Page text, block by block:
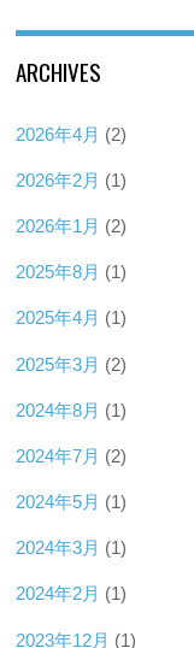
ARCHIVES
2026年4月 (2)
2026年2月 (1)
2026年1月 (2)
2025年8月 (1)
2025年4月 (1)
2025年3月 (2)
2024年8月 (1)
2024年7月 (2)
2024年5月 (1)
2024年3月 (1)
2024年2月 (1)
2023年12月 (1)